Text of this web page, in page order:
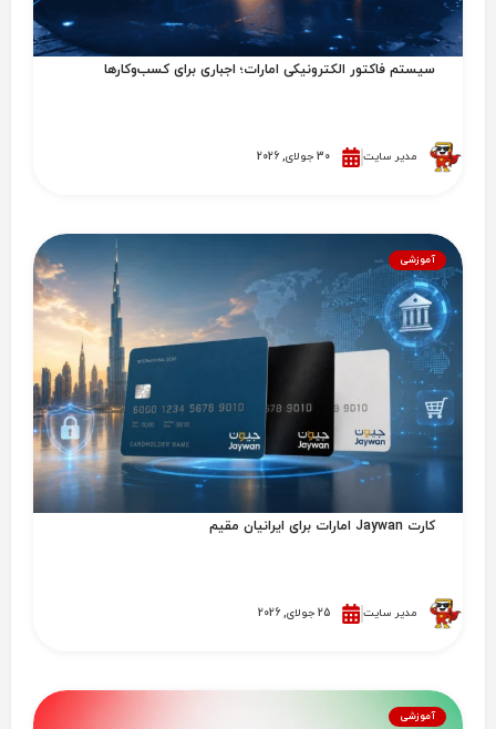
سیستم فاکتور الکترونیکی امارات؛ اجباری برای کسب‌وکارها
مدیر سایت 30 جولای, 2026
آموزشی
کارت Jaywan امارات برای ایرانیان مقیم
مدیر سایت 25 جولای, 2026
آموزشی